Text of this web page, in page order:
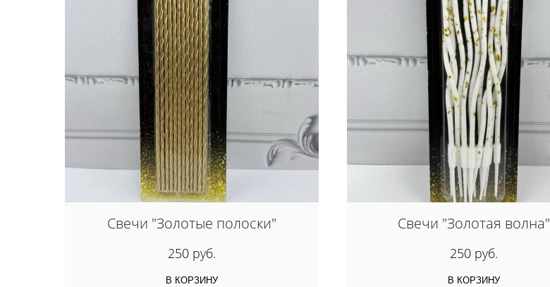
Свечи "Золотые полоски"
250 руб.
В КОРЗИНУ
Свечи "Золотая волна"
250 руб.
В КОРЗИНУ